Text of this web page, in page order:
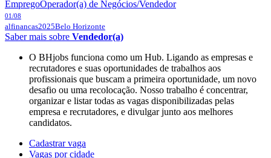
EmpregoOperador(a) de Negócios/Vendedor
01/08
alfinancas2025Belo Horizonte
Saber mais sobre Vendedor(a)
O BHjobs funciona como um Hub. Ligando as empresas e
recrutadores e suas oportunidades de trabalhos aos
profissionais que buscam a primeira oportunidade, um novo
desafio ou uma recolocação. Nosso trabalho é concentrar,
organizar e listar todas as vagas disponibilizadas pelas
empresa e recrutadores, e divulgar junto aos melhores
candidatos.
Cadastrar vaga
Vagas por cidade